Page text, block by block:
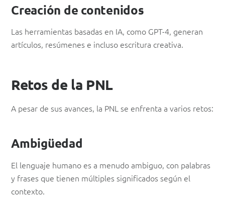
Creación de contenidos
Las herramientas basadas en IA, como GPT-4, generan
artículos, resúmenes e incluso escritura creativa.
Retos de la PNL
A pesar de sus avances, la PNL se enfrenta a varios retos:
Ambigüedad
El lenguaje humano es a menudo ambiguo, con palabras
y frases que tienen múltiples significados según el
contexto.